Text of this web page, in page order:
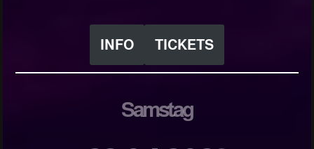
INFO TICKETS
Samstag